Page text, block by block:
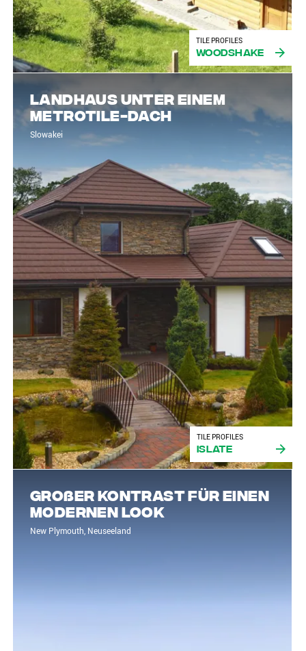
TILE PROFILES
Woodshake
Landhaus unter einem
Metrotile-Dach
Slowakei
TILE PROFILES
iSlate
Großer Kontrast für einen
modernen Look
New Plymouth, Neuseeland